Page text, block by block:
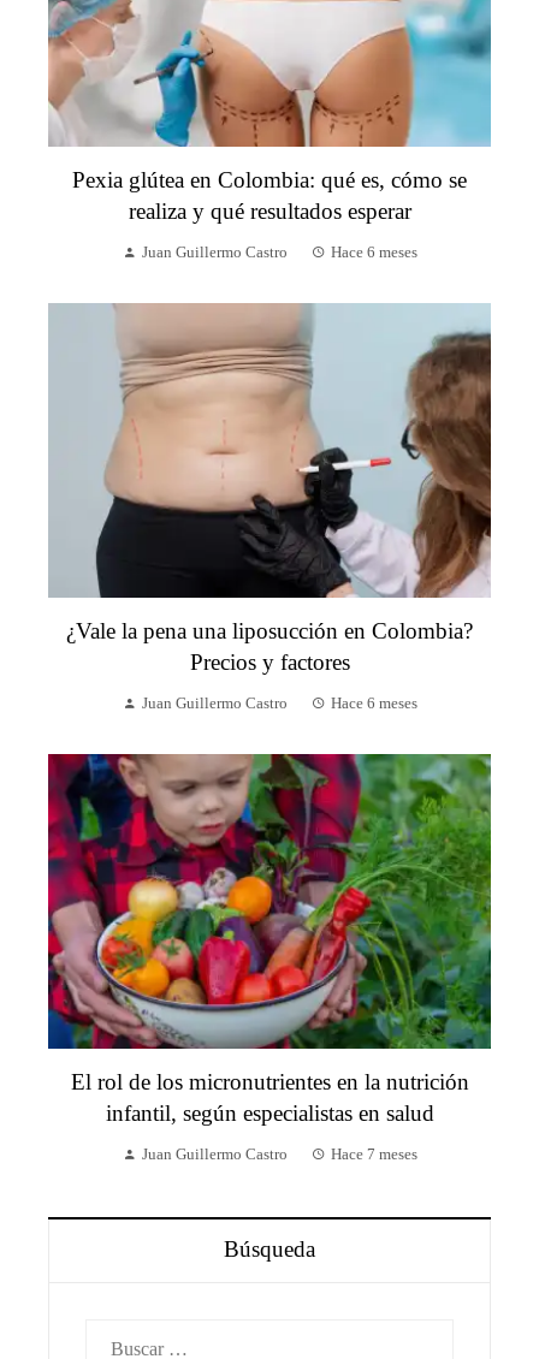
Pexia glútea en Colombia: qué es, cómo se
realiza y qué resultados esperar
Juan Guillermo Castro Hace 6 meses
¿Vale la pena una liposucción en Colombia?
Precios y factores
Juan Guillermo Castro Hace 6 meses
El rol de los micronutrientes en la nutrición
infantil, según especialistas en salud
Juan Guillermo Castro Hace 7 meses
Búsqueda